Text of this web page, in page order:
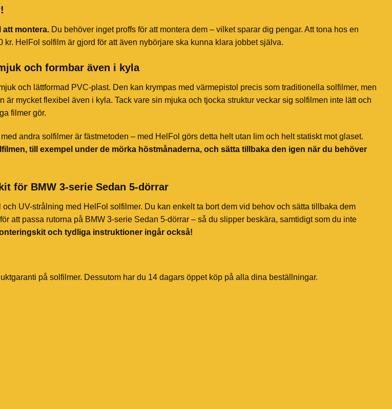
att montera. Du behöver inget proffs för att montera dem – vilket sparar dig pengar. Att tona hos en
kr. HelFol solfilm är gjord för att även nybörjare ska kunna klara jobbet själva.
och formbar även i kyla
och lättformad PVC-plast. Den kan krympas med värmepistol precis som traditionella solfilmer, men
är mycket flexibel även i kyla. Tack vare sin mjuka och tjocka struktur veckar sig solfilmen inte lätt och
filmer gör.
andra solfilmer är fästmetoden – med HelFol görs detta helt utan lim och helt statiskt mot glaset.
till exempel under de mörka höstmånaderna, och sätta tillbaka den igen när du behöver
för BMW 3-serie Sedan 5-dörrar
UV-strålning med HelFol solfilmer. Du kan enkelt ta bort dem vid behov och sätta tillbaka dem
att passa rutorna på BMW 3-serie Sedan 5-dörrar – så du slipper beskära, samtidigt som du inte
och tydliga instruktioner ingår också!
på solfilmer. Dessutom har du 14 dagars öppet köp på alla dina beställningar.